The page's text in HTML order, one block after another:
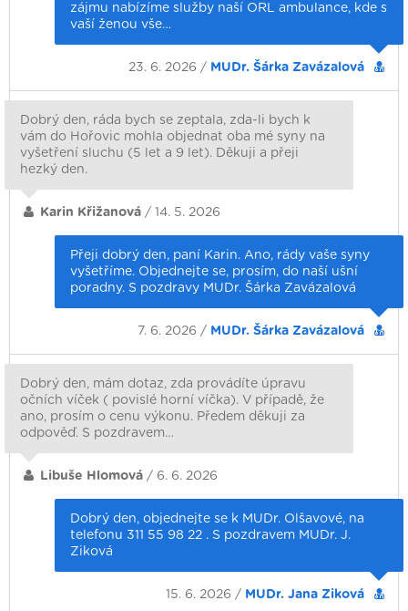
zájmu nabízíme služby naší ORL ambulance, kde s
vaší ženou vše…
23. 6. 2026 / MUDr. Šárka Zavázalová
Dobrý den, ráda bych se zeptala, zda-li bych k
vám do Hořovic mohla objednat oba mé syny na
vyšetření sluchu (5 let a 9 let). Děkuji a přeji
hezký den.
Karin Křižanová / 14. 5. 2026
Přeji dobrý den, paní Karin. Ano, rády vaše syny
vyšetříme. Objednejte se, prosím, do naší ušní
poradny. S pozdravy MUDr. Šárka Zavázalová
7. 6. 2026 / MUDr. Šárka Zavázalová
Dobrý den, mám dotaz, zda provádíte úpravu
očních víček ( povislé horní víčka). V případě, že
ano, prosím o cenu výkonu. Předem děkuji za
odpověď. S pozdravem…
Libuše Hlomová / 6. 6. 2026
Dobrý den, objednejte se k MUDr. Olšavové, na
telefonu 311 55 98 22 . S pozdravem MUDr. J.
Ziková
15. 6. 2026 / MUDr. Jana Ziková